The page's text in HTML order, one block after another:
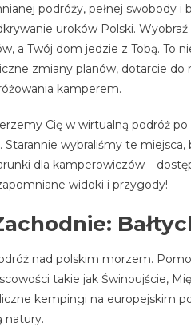
podróży, pełnej
uroków Polski.
a Twój dom jedzie z Tobą. To
zmiany planów, dotarcie
kamperem.
Cię w wirtualną podróż
Starannie wybraliśmy te
dla kamperowiczów –
widoki i przygody!
nad polskim morzem.
takie jak Świnoujście,
kempingi na europejskim
natury.